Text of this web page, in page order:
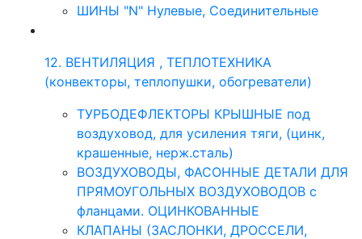
ШИНЫ "N" Нулевые, Соединительные
12. ВЕНТИЛЯЦИЯ , ТЕПЛОТЕХНИКА
(конвекторы, теплопушки, обогреватели)
ТУРБОДЕФЛЕКТОРЫ КРЫШНЫЕ под
воздуховод, для усиления тяги, (цинк,
крашенные, нерж.сталь)
ВОЗДУХОВОДЫ, ФАСОННЫЕ ДЕТАЛИ ДЛЯ
ПРЯМОУГОЛЬНЫХ ВОЗДУХОВОДОВ с
фланцами. ОЦИНКОВАННЫЕ
КЛАПАНЫ (ЗАСЛОНКИ, ДРОССЕЛИ,